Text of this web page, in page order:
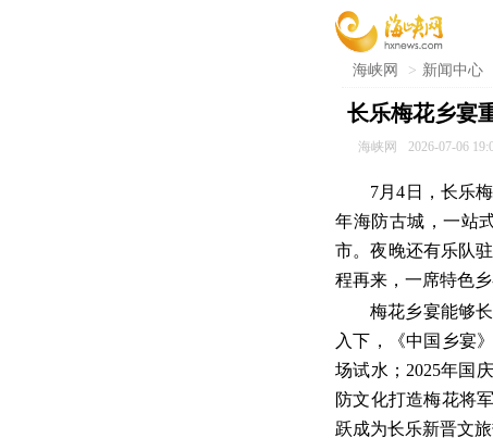
海峡网 > 新闻中心
长乐梅花乡宴
海峡网 2026-07-06
7月4日，长乐
年海防古城，一站
市。夜晚还有乐队
程再来，一席特色
梅花乡宴能够
入下，《中国乡宴
场试水；2025年国
防文化打造梅花将
跃成为长乐新晋文旅